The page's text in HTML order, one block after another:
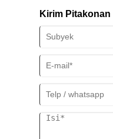
Kirim Pitakonan